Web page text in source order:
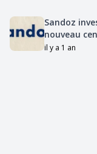
Sandoz
nouveau
il y a 1 an